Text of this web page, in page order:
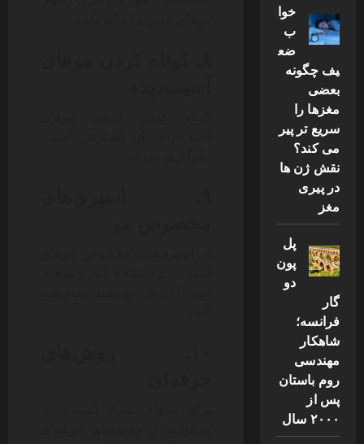
خوا
ب
ضع
یف چگونه
بعضی
مغزها را
سریع تر پیر
می کند؟
نقش ژن ها
در پیری
مغز
پل
پون
دو
گار
فرانسه؛
شاهکار
مهندسی
روم باستان
پس از
۲۰۰۰ سال